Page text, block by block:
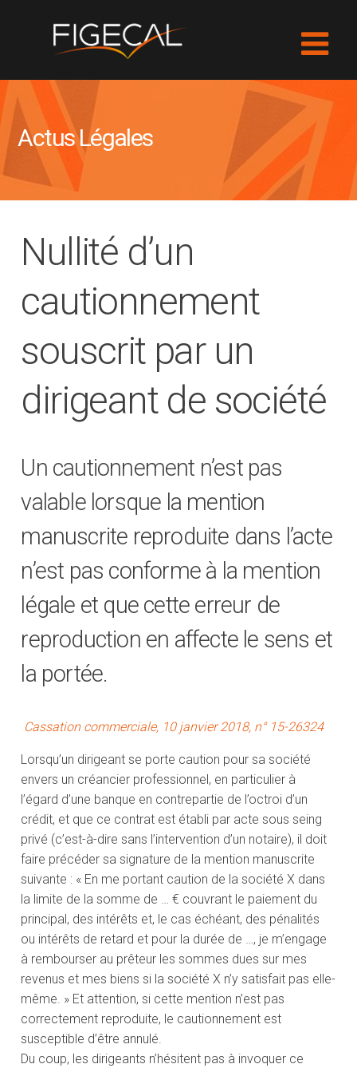
Actus Légales
Nullité d’un
cautionnement
souscrit par un
dirigeant de société
Un cautionnement n’est pas
valable lorsque la mention
manuscrite reproduite dans l’acte
n’est pas conforme à la mention
légale et que cette erreur de
reproduction en affecte le sens et
la portée.
Cassation commerciale, 10 janvier 2018, n° 15-26324
Lorsqu’un dirigeant se porte caution pour sa société
envers un créancier professionnel, en particulier à
l’égard d’une banque en contrepartie de l’octroi d’un
crédit, et que ce contrat est établi par acte sous seing
privé (c’est-à-dire sans l’intervention d’un notaire), il doit
faire précéder sa signature de la mention manuscrite
suivante : « En me portant caution de la société X dans
la limite de la somme de … € couvrant le paiement du
principal, des intérêts et, le cas échéant, des pénalités
ou intérêts de retard et pour la durée de …, je m’engage
à rembourser au prêteur les sommes dues sur mes
revenus et mes biens si la société X n’y satisfait pas elle-
même. » Et attention, si cette mention n’est pas
correctement reproduite, le cautionnement est
susceptible d’être annulé.
Du coup, les dirigeants n’hésitent pas à invoquer ce